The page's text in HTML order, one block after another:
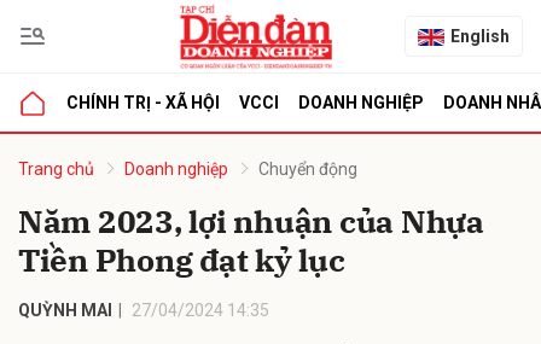
English
CHÍNH TRỊ - XÃ HỘI VCCI DOANH NGHIỆP DOANH
Trang chủ Doanh nghiệp Chuyển động
Năm 2023, lợi nhuận của Nhựa
Tiền Phong đạt kỷ lục
QUỲNH MAI 27/04/2024 14:35
luận